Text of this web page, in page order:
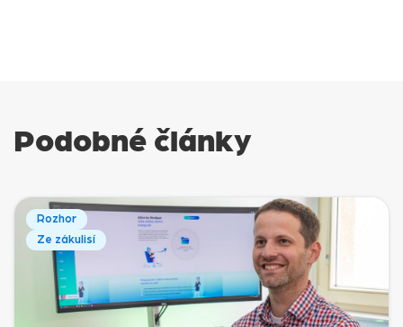
Podobné články
Rozhor
Ze zákulisí